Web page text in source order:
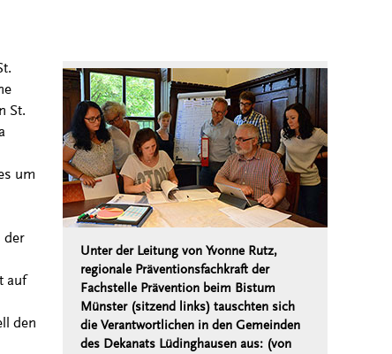
Unter der Leitung von Yvonne Rutz,
regionale Präventionsfachkraft der
Fachstelle Prävention beim Bistum
Münster (sitzend links) tauschten sich
die Verantwortlichen in den Gemeinden
des Dekanats Lüdinghausen aus: (von
St.
um
der
auf
den